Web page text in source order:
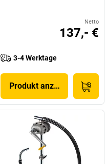
Netto
137,- €
3-4 Werktage
Produkt anzeigen